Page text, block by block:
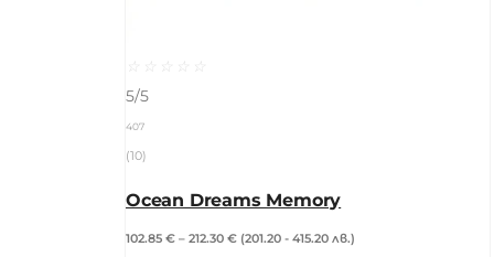
☆ ☆ ☆ ☆
☆
5/5
407
(10)
Ocean Dreams Memory
102.85 € – 212.30 € (201.20 - 415.20 лв.)